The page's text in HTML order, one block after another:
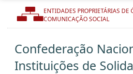
ENTIDADES PROPRIETÁRIAS DE
COMUNICAÇÃO SOCIAL
Confederação
Instituições de